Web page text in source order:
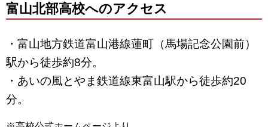
富山北部高校へのアクセス
・富山地方鉄道富山港線蓮町（馬場記念公園前）
駅から徒歩約8分。
・あいの風とやま鉄道線東富山駅から徒歩約20
分。